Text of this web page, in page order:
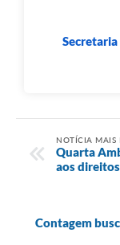
NOTÍCIA MAIS
Quarta
aos
Contagem